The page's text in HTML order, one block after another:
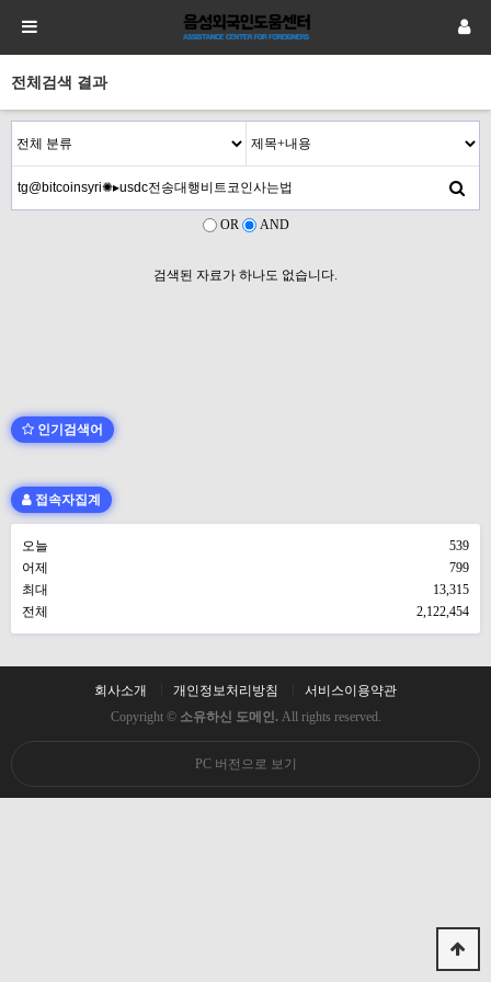
전체검색 결과
OR AND
검색된 자료가 하나도 없습니다.
인기검색어
접속자집계
오늘
539
어제
799
최대
13,315
전체
2,122,454
회사소개 개인정보처리방침
서비스이용약관
Copyright © 소유하신 도메인. All rights reserved.
PC 버전으로 보기